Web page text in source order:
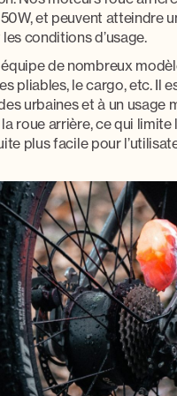
, et peuvent atteindre
conditions d’usage.
de nombreux
pliables, le cargo, etc. Il
urbaines et à un usage
roue arrière, ce qui
plus facile pour